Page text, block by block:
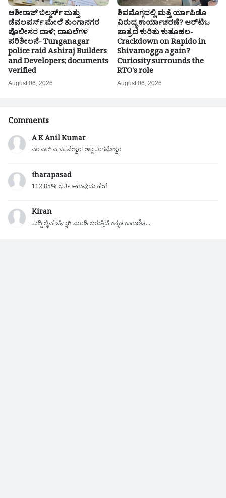
ಆಶೀರಾಜ್ ಬಿಲ್ಡರ್ಸ್ ಮತ್ತು
ಡೆವಲಪರ್ಸ್ ಮೇಲೆ ತುಂಗಾನಗರ
ಪೊಲೀಸರ ದಾಳಿ; ದಾಖಲೆಗಳ
ಪರಿಶೀಲನೆ- Tunganagar
police raid Ashiraj Builders
and Developers; documents
verified
August 06, 2026
ಶಿವಮೊಗ್ಗದಲ್ಲಿ ಮತ್ತೆ ರ್ಯಾಪಿಡೊ
ವಿರುದ್ಧ ಕಾರ್ಯಾಚರಣೆ? ಆರ್‌ಟಿಒ
ಪಾತ್ರದ ಕುರಿತು ಕುತೂಹಲ-
Crackdown on Rapido in
Shivamogga again?
Curiosity surrounds the
RTO's role
August 06, 2026
Comments
A K Anil Kumar
ಎಂ.ಎಲ್.ಎ ಬಸವೇಶ್ವರ್ ಅಲ್ಲ ಸಂಗಮೇಶ್ವರ
tharapasad
112.85% ಭರ್ತಿ ಆಗುವುದು ಹೇಗೆ
Kiran
ಸುದ್ದಿ ಲೈವ್ ಚೆನ್ನಾಗಿ ಮೂಡಿ ಬರುತ್ತಿದೆ ಕನ್ನಡ ಕಾಗುಣಿತ...